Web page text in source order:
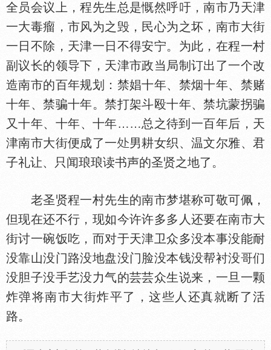
全员会议上，程先生总是慨然呼吁，南市乃天津
一大毒瘤，市风为之毁，民心为之坏，南市大街
一日不除，天津一日不得安宁。为此，在程一村
副议长的领导下，天津市政当局制订出了一个改
造南市的百年规划：禁娼十年、禁烟十年、禁赌
十年、禁骗十年。禁打架斗殴十年、禁坑蒙拐骗
又十年、十年、十年……总之待到一百年后，天
津南市大街便成了一
男耕女织、温文尔雅、君
子礼让、只闻琅琅读书声的圣贤之地了。
老圣贤程一村先生的南市梦堪称可敬可佩，
但现在还不行，现如今许许多多人还要在南市大
街讨一碗饭吃，而对于天津卫众多没本事没能耐
没靠山没门路没地盘没门脸没本钱没帮衬没哥们
没胆子没手艺没力气的芸芸众生说来，一旦一颗
炸弹将南市大街炸平了，这些人还真就断了活
路。